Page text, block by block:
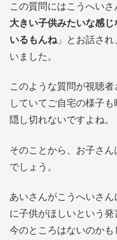
この質問にはこうへい
大きい子供みたいな感
いるもんね 」とお話さ
いました。
このような質問が視聴
していてご自宅の様子
隠し切れないですよね。
そのことから、お子さ
でしょう。
あいさんがこうへいさ
に子供がほしいという
今のところはないのかも